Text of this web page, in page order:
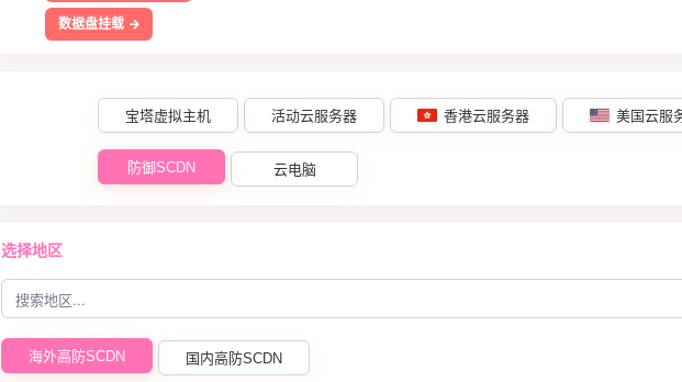
数据盘挂载
宝塔虚拟主机 活动云服务器 香港云服务器 美国云服
防御SCDN 云电脑
选择地区
海外高防SCDN 国内高防SCDN